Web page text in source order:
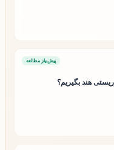
پیش‌نیاز مطالعه
هند بگیریم؟